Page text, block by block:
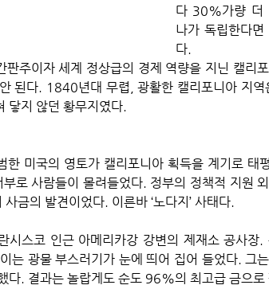
다 30%가량 더
나가 독립한다
다.
판주이자 세계 정상급의 경제 역량을 지닌 캘리
된다. 1840년대 무렵, 광활한 캘리포니아 지역
닿지 않던 황무지였다.
한 미국의 영토가 캘리포니아 획득을 계기로 태
부로 사람들이 몰려들었다. 정부의 정책적 지원
금의 발견이었다. 이른바 ‘노다지’ 사태다.
스코 인근 아메리카강 강변의 제재소 공사장
는 광물 부스러기가 눈에 띄어 집어 들었다. 그
다. 결과는 놀랍게도 순도 96%의 최고급 금으로